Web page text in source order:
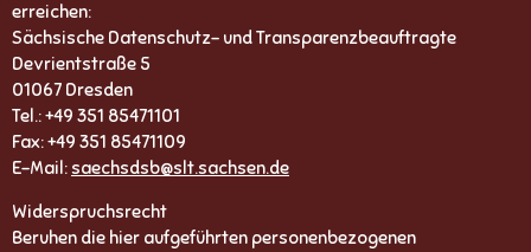
erreichen:
Sächsische Datenschutz- und Transparenzbeauftragte
Devrientstraße 5
01067 Dresden
Tel.: +49 351 85471101
Fax: +49 351 85471109
E-Mail:saechsdsb@slt.sachsen.de
Widerspruchsrecht
Beruhen die hier aufgeführten personenbezogenen